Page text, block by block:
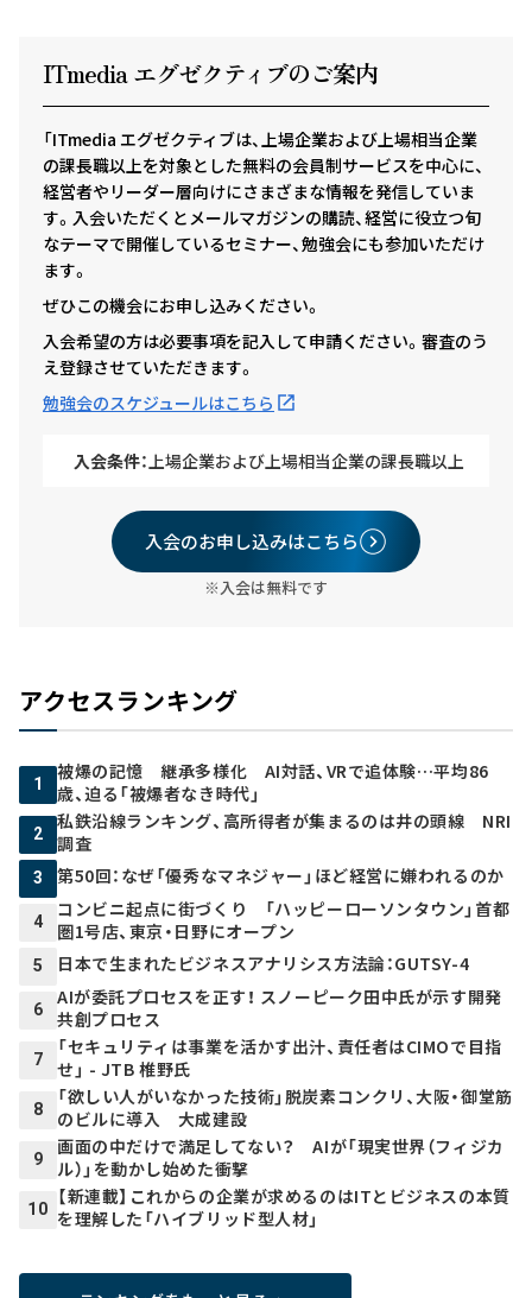
ITmedia エグゼクティ ブのご案内
「ITmedia エグゼクティブは、上場企業および上場相当企業
の課長職以上を対象とした無料の会員制サービスを中心に、
経営者やリーダー層向けにさまざまな情報を発信していま
す。入会いただくとメールマガジンの購読、経営に役立つ旬
なテーマで開催しているセミナー、勉強会にも参加いただけ
ます。
ぜひこの機会にお申し込みください。
入会希望の方は必要事項を記入して申請ください。審査のう
え登録させていただきます。
勉強会のスケジュールはこちら
入会条件： 上場企業および上場相当企業の課長職以上
入会のお申し込みはこちら
※入会は無料です
アクセスランキング
1
被爆の記憶 継承多様化 AI対話、VRで追体験…平均86
歳、迫る「被爆者なき時代」
2
私鉄沿線ランキング、高所得者が集まるのは井の頭線 NRI
調査
3 第50回：なぜ「優秀なマネジャー」ほど経営に嫌われるのか
4
コンビニ起点に街づくり 「ハッピーローソンタウン」首都
圏1号店、東京・日野にオープン
5 日本で生まれたビジネスアナリシス方法論：GUTSY-4
6
AIが委託プロセスを正す！ スノーピーク田中氏が示す開発
共創プロセス
7
「セキュリティは事業を活かす出汁、責任者はCIMOで目指
せ」 - JTB 椎野氏
8
「欲しい人がいなかった技術」脱炭素コンクリ、大阪・御堂筋
のビルに導入 大成建設
9
画面の中だけで満足してない？ AIが「現実世界（フィジカ
ル）」を動かし始めた衝撃
10
【新連載】これからの企業が求めるのはITとビジネスの本質
を理解した「ハイブリッド型人材」